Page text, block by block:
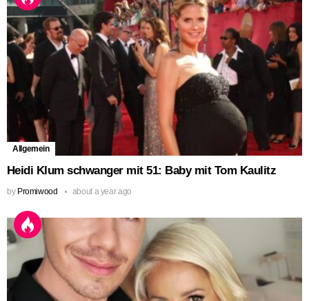
Allgemein
Heidi Klum schwanger mit 51: Baby mit Tom Kaulitz
by Promiwood about a year ago